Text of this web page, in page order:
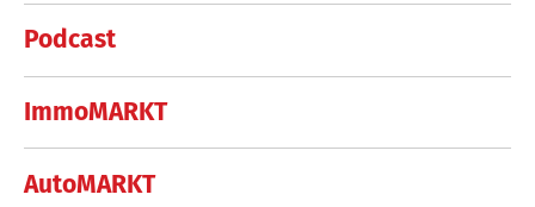
Podcast
ImmoMARKT
AutoMARKT